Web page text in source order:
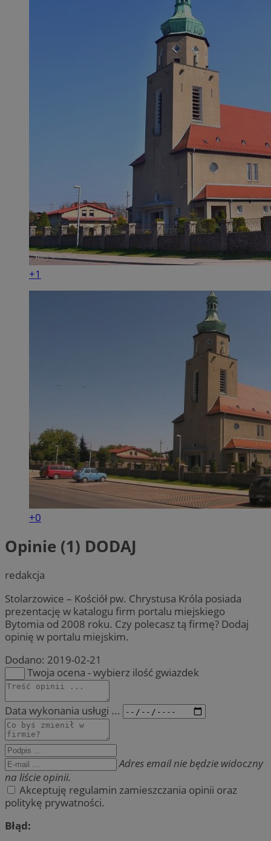
+1
+0
Opinie (1) DODAJ
redakcja
Stolarzowice – Kościół pw. Chrystusa Króla posiada
prezentację w katalogu firm portalu miejskiego
Bytomia od 2008 roku. Czy polecasz tą firmę? Dodaj
opinię w portalu miejskim.
Dodano: 2019-02-21
Twoja ocena - wybierz ilość gwiazdek
Data wykonania usługi ...
Adres email nie będzie widoczny
na liście opinii.
Akceptuję regulamin zamieszczania opinii oraz
politykę prywatności.
Błąd: